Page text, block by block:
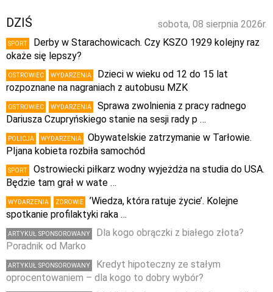
sobota, 08 sierpnia 2026r.
DZIŚ
SPORT
Derby w Starachowicach. Czy KSZO 1929 kolejny raz
okaże się lepszy?
OSTROWIEC WYDARZENIA
Dzieci w wieku od 12 do 15 lat
rozpoznane na nagraniach z autobusu MZK
OSTROWIEC WYDARZENIA
Sprawa zwolnienia z pracy radnego
Dariusza Czupryńskiego stanie na sesji rady p …
POLICJA WYDARZENIA
Obywatelskie zatrzymanie w Tarłowie.
PIjana kobieta rozbiła samochód
SPORT
Ostrowiecki piłkarz wodny wyjeżdża na studia do USA.
Będzie tam grał w wate …
WYDARZENIA ZDROWIE
’Wiedza, która ratuje życie’. Kolejne
spotkanie profilaktyki raka …
ARTYKUŁ SPONSOROWANY
Dla kogo obrączki z białego złota?
Poradnik od Marko
ARTYKUŁ SPONSOROWANY
Kredyt hipoteczny ze stałym
oprocentowaniem – dla kogo to dobry wybór?